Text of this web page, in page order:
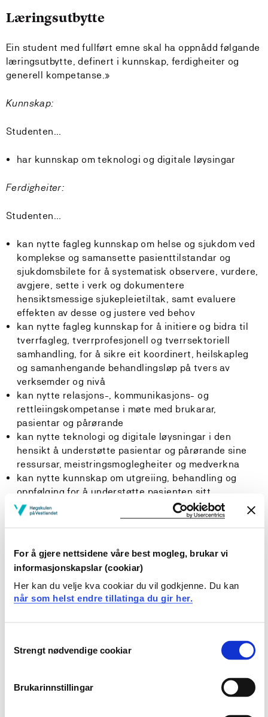
For å gjere nettsidene våre best mogleg, brukar vi
informasjonskapslar (cookiar)
Her kan du velje kva cookiar du vil godkjenne. Du kan
når som helst endre tillatinga du gir her.
Selection
Strengt nødvendige cookiar
Brukarinnstillingar
Læringsutbytte
Ein student med fullført emne skal ha oppnådd følgande
læringsutbytte, definert i kunnskap, ferdigheiter og
generell kompetanse.»
Kunnskap:
Studenten…
har kunnskap om teknologi og digitale løysingar
Ferdigheiter:
Studenten…
kan nytte fagleg kunnskap om helse og sjukdom ved
komplekse og samansette pasienttilstandar og
sjukdomsbilete for å systematisk observere, vurdere,
avgjere, sette i verk og dokumentere
hensiktsmessige sjukepleietiltak, samt evaluere
effekten av desse og justere ved behov
kan nytte fagleg kunnskap for å initiere og bidra til
tverrfagleg, tverrprofesjonell og tverrsektoriell
samhandling, for å sikre eit koordinert, heilskapleg
og samanhengande behandlingsløp på tvers av
verksemder og nivå
kan nytte relasjons-, kommunikasjons- og
rettleiingskompetanse i møte med brukarar,
pasientar og pårørande
kan nytte teknologi og digitale løysningar i den
hensikt å understøtte pasientar og pårørande sine
ressursar, meistringsmoglegheiter og medverkna
kan nytte kunnskap om utgreiing, behandling og
oppfølging for å understøtte pasienten sitt
avgjerdsgrunnlag
kan reflektere over og handtere faglege, etiske og
og retningslinjer, samt justere eigen praksis i si
tenesteutøving
kan finne og vurdere risikofaktorar knytt til individ,
system og miljø, samt dokumentere, og systematisk
følge opp dette og sette i verk relevante tiltak
kan beherske relevant medisinsk teknisk utstyr i
har kunnskap om kulturkompetanse og